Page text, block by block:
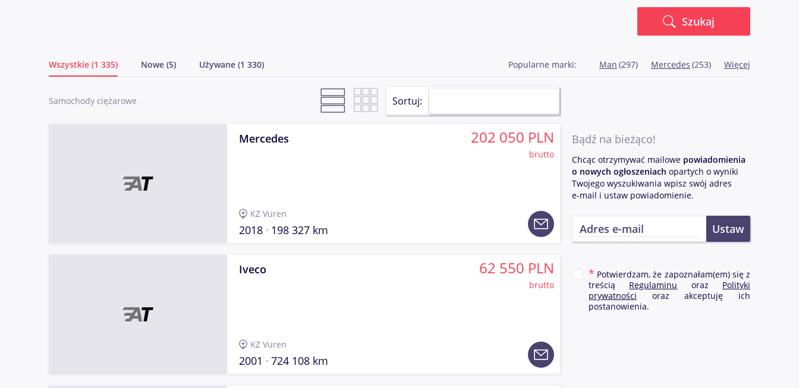
Szukaj
Wszystkie (1 335) Nowe (5) Używane (1 330) Popularne marki: Man (297) Mercedes (253) Więcej
Samochody ciężarowe Sortuj:
Mercedes 202 050 PLN
brutto
KZ Vuren
2018 198 327 km
Iveco 62 550 PLN
brutto
KZ Vuren
2001 724 108 km
Bądź na bieżąco!
Chcąc otrzymywać mailowe powiadomienia
o nowych ogłoszeniach opartych o wyniki
Twojego wyszukiwania wpisz swój adres
e-mail i ustaw powiadomienie.
Potwierdzam, że zapoznałam(em) się z
treścią Regulaminu oraz Polityki
prywatności oraz akceptuję ich
postanowienia.